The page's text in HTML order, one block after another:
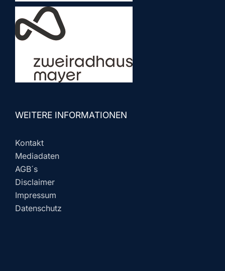
WEITERE INFORMATIONEN
Kontakt
Mediadaten
AGB´s
Disclaimer
Impressum
Datenschutz